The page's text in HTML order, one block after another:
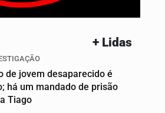
+ Lidas
de jovem desaparecido é
há um mandado de prisão
Tiago